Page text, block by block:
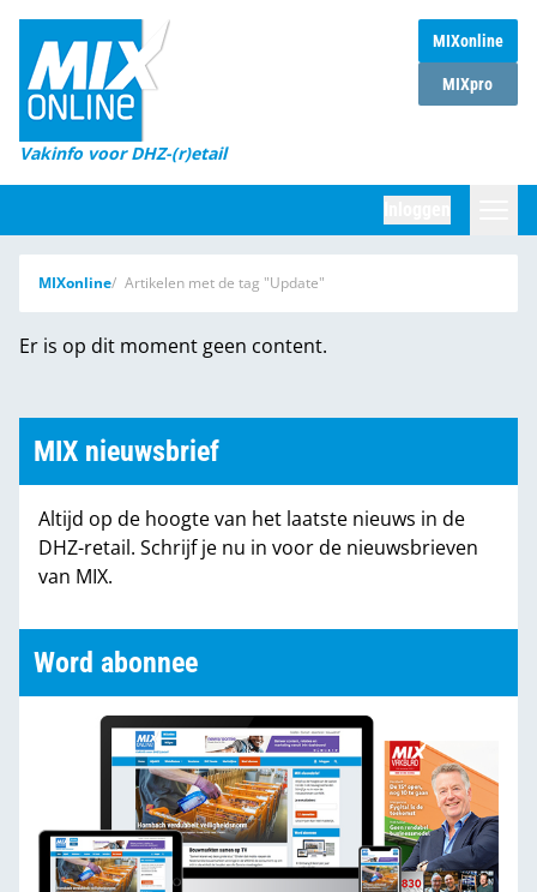
MIXonline
MIXpro
Vakinfo voor DHZ-(r)etail
Home
Magazines
DHZ Sessie
Marktcijfers
Word abonnee
MIXonline Artikelen met de tag "Update"
Er is op dit moment geen content.
MIX nieuwsbrief
Altijd op de hoogte van het laatste nieuws in de
DHZ-retail. Schrijf je nu in voor de nieuwsbrieven
van MIX.
Word abonnee